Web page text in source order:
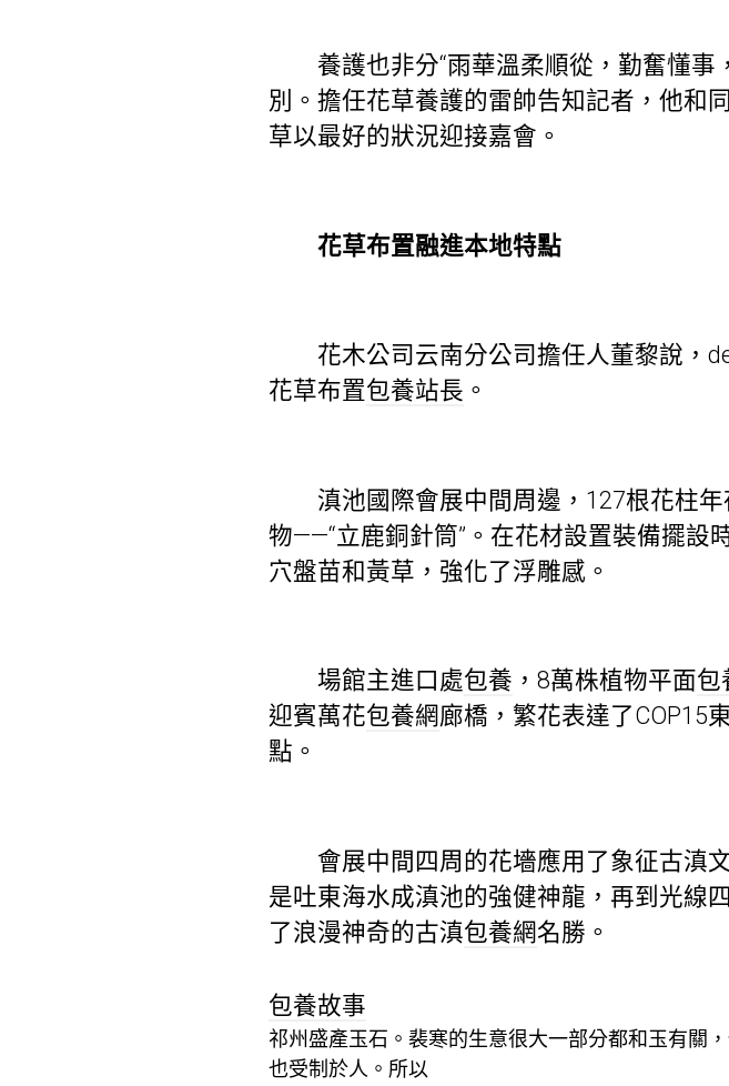
養護也非分“雨華溫柔順從，勤奮懂事
別。擔任花草養護的雷帥告知記者，他和
草以最好的狀況迎接嘉會。
花草布置融進本地特點
花木公司云南分公司擔任人董黎說，
花草布置包養站長 。
滇池國際會展中間周邊，127根花柱年
物——“立鹿銅針筒”。在花材設置裝備擺設
穴盤苗和黃草，強化了浮雕感。
場館主進口處包養 ，8萬株植物平面包
迎賓萬花包養網廊橋，繁花表達了COP15
點。
會展中間四周的花墻應用了象征古滇文
是吐東海水成滇池的強健神龍，再到光線
了浪漫神奇的古滇包養網名勝。
包養故事
祁州盛產玉石。裴寒的生意很大一部分都和玉有關
也受制於人。所以